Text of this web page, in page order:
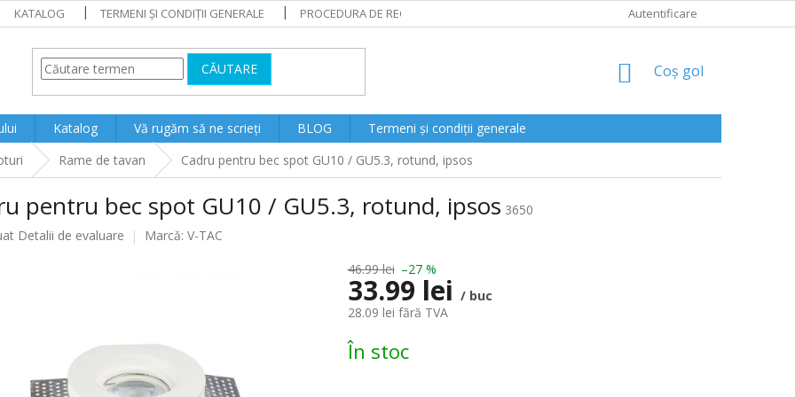
KATALOG TERMENI ȘI CONDIȚII GENERALE PROCEDURA DE RECLAMAȚII Autentificare
CĂUTARE
COŞ
CUMPĂRĂTURI
Coş gol
Katalog Vă rugăm să ne scrieți BLOG
Termeni și condiții generale
Rame de tavan Cadru pentru bec spot GU10 / GU5.3, rotund, ipsos
pentru bec spot GU10 / GU5.3, rotund, ipsos 3650
Detalii de evaluare Marcă: V-TAC
46.99 lei –27 %
33.99 lei / buc
28.09 lei fără TVA
Evaluare
preţ:
În stoc